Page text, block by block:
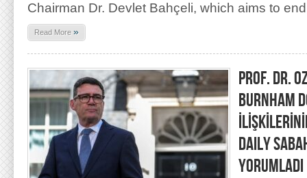
Chairman Dr. Devlet Bahçeli, which aims to
Read More »
PROF. DR.
BURNHAM
DAILY
YORUMLADI